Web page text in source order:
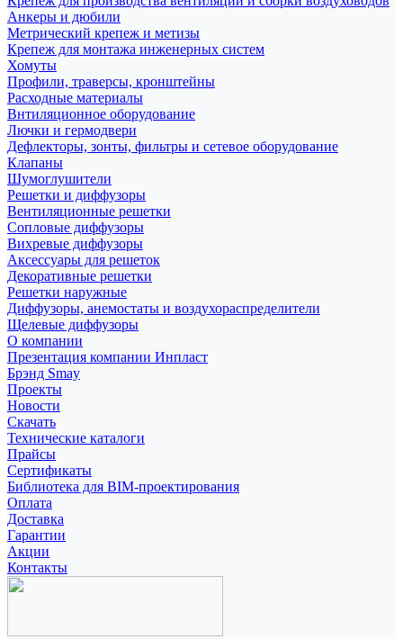
Анкеры и дюбили
Метрический крепеж и метизы
Крепеж для монтажа инженерных систем
Хомуты
Профили, траверсы, кронштейны
Расходные материалы
Внтиляционное оборудование
Лючки и гермодвери
Дефлекторы, зонты, фильтры и сетевое оборудование
Клапаны
Шумоглушители
Решетки и диффузоры
Вентиляционные решетки
Сопловые диффузоры
Вихревые диффузоры
Аксессуары для решеток
Декоративные решетки
Решетки наружные
Диффузоры, анемостаты и воздухораспределители
Щелевые диффузоры
О компании
Презентация компании Инпласт
Брэнд Smay
Проекты
Новости
Скачать
Технические каталоги
Прайсы
Сертификаты
Библиотека для BIM-проектирования
Оплата
Доставка
Гарантии
Акции
Контакты